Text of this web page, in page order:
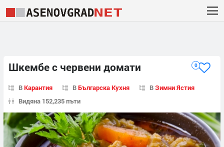
Шкембе с червени домати 0
ВКарантия ВБългарска Кухня ВЗимни Ястия
Видяна 152,235 пъти